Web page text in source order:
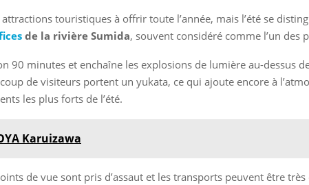
touristiques à offrir toute l’année, mais l’été se
de la rivière Sumida, souvent considéré comme l’un des
90 minutes et enchaîne les explosions de lumière au-dessus
de visiteurs portent un yukata, ce qui ajoute encore à
les plus forts de l’été.
Karuizawa
de vue sont pris d’assaut et les transports peuvent être